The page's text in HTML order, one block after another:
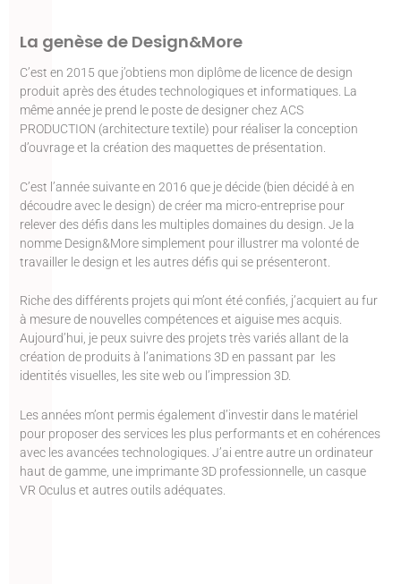
La genèse de Design&More
C’est en 2015 que j’obtiens mon diplôme de licence de design
produit après des études technologiques et informatiques. La
même année je prend le poste de designer chez ACS
PRODUCTION (architecture textile) pour réaliser la conception
d’ouvrage et la création des maquettes de présentation.
C’est l’année suivante en 2016 que je décide (bien décidé à en
découdre avec le design) de créer ma micro-entreprise pour
relever des défis dans les multiples domaines du design. Je la
nomme Design&More simplement pour illustrer ma volonté de
travailler le design et les autres défis qui se présenteront.
Riche des différents projets qui m’ont été confiés, j’acquiert au fur
à mesure de nouvelles compétences et aiguise mes acquis.
Aujourd’hui, je peux suivre des projets très variés allant de la
création de produits à l’animations 3D en passant par les
identités visuelles, les site web ou l’impression 3D.
Les années m’ont permis également d’investir dans le matériel
pour proposer des services les plus performants et en cohérences
avec les avancées technologiques. J’ai entre autre un ordinateur
haut de gamme, une imprimante 3D professionnelle, un casque
VR Oculus et autres outils adéquates.